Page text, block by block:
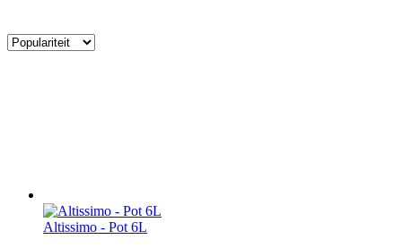
Altissimo - Pot 6L